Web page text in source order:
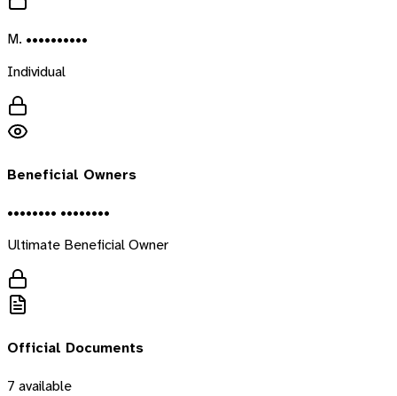
M. ••••••••••
Individual
Beneficial Owners
•••••••• ••••••••
Ultimate Beneficial Owner
Official Documents
7 available